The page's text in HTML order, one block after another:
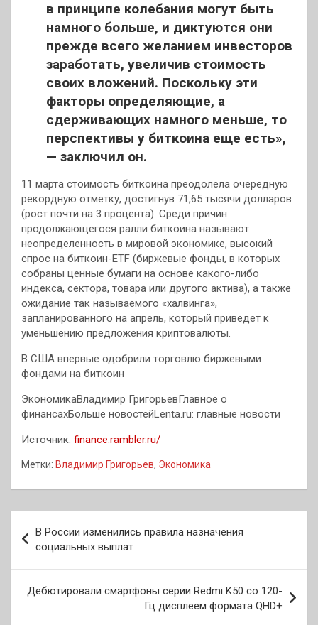
в принципе колебания могут быть
намного больше, и диктуются они
прежде всего желанием инвесторов
заработать, увеличив стоимость
своих вложений. Поскольку эти
факторы определяющие, а
сдерживающих намного меньше, то
перспективы у биткоина еще есть»,
— заключил он.
11 марта стоимость биткоина преодолела очередную
рекордную отметку, достигнув 71,65 тысячи долларов
(рост почти на 3 процента). Среди причин
продолжающегося ралли биткоина называют
неопределенность в мировой экономике, высокий
спрос на биткоин-ETF (биржевые фонды, в которых
собраны ценные бумаги на основе какого-либо
индекса, сектора, товара или другого актива), а также
ожидание так называемого «халвинга»,
запланированного на апрель, который приведет к
уменьшению предложения криптовалюты.
В США впервые одобрили торговлю биржевыми
фондами на биткоин
ЭкономикаВладимир ГригорьевГлавное о
финансахБольше новостейLenta.ru: главные новости
Источник: finance.rambler.ru/
Метки: Владимир Григорьев, Экономика
по
записям
В России изменились правила назначения
социальных выплат
Дебютировали смартфоны серии Redmi K50 со 120-
Гц дисплеем формата QHD+